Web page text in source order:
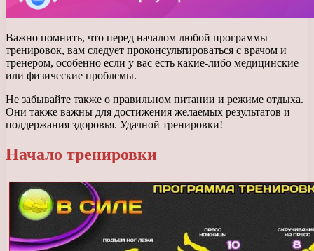
Важно помнить, что перед началом любой программы
тренировок, вам следует проконсультироваться с врачом и
тренером, особенно если у вас есть какие-либо медицинские
или физические проблемы.
Не забывайте также о правильном питании и режиме отдыха.
Они также важны для достижения желаемых результатов и
поддержания здоровья. Удачной тренировки!
Начало тренировки